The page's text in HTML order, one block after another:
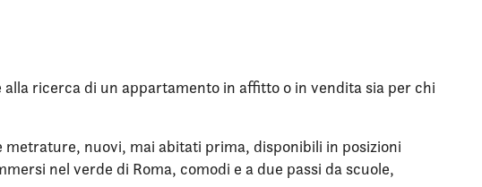
ricerca di un appartamento in affitto o in vendita sia per chi
nuovi, mai abitati prima, disponibili in posizioni
nel verde di Roma, comodi e a due passi da scuole,